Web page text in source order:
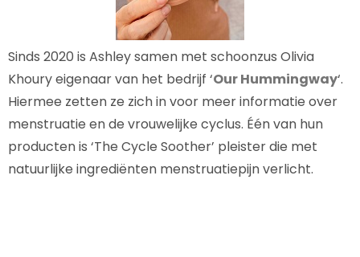
Sinds 2020 is Ashley samen met schoonzus Olivia
Khoury eigenaar van het bedrijf ‘Our Hummingway‘.
Hiermee zetten ze zich in voor meer informatie over
menstruatie en de vrouwelijke cyclus. Één van hun
producten is ‘The Cycle Soother’ pleister die met
natuurlijke ingrediënten menstruatiepijn verlicht.